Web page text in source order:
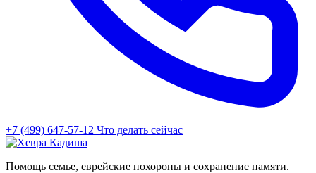
+7 (499) 647-57-12 Что делать сейчас
Помощь семье, еврейские похороны и сохранение памяти.